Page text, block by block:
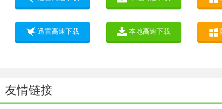
迅雷高速下载 本地高速下载
友情链接